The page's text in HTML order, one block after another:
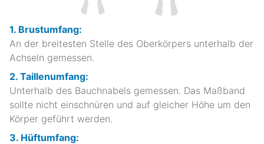
1. Brustumfang:
An der breitesten Stelle des Oberkörpers unterhalb der
Achseln gemessen.
2. Taillenumfang:
Unterhalb des Bauchnabels gemessen. Das Maßband
sollte nicht einschnüren und auf gleicher Höhe um den
Körper geführt werden.
3. Hüftumfang: